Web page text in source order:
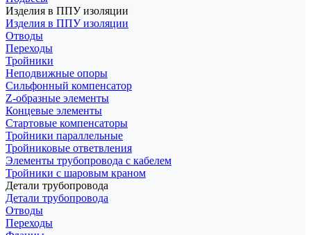
Изделия в ППУ изоляции
Изделия в ППУ изоляции
Отводы
Переходы
Тройники
Неподвижные опоры
Cильфонный компенсатор
Z-образные элементы
Концевые элементы
Стартовые компенсаторы
Тройники параллельные
Тройниковые ответвления
Элементы трубопровода с кабелем
Тройники с шаровым краном
Детали трубопровода
Детали трубопровода
Отводы
Переходы